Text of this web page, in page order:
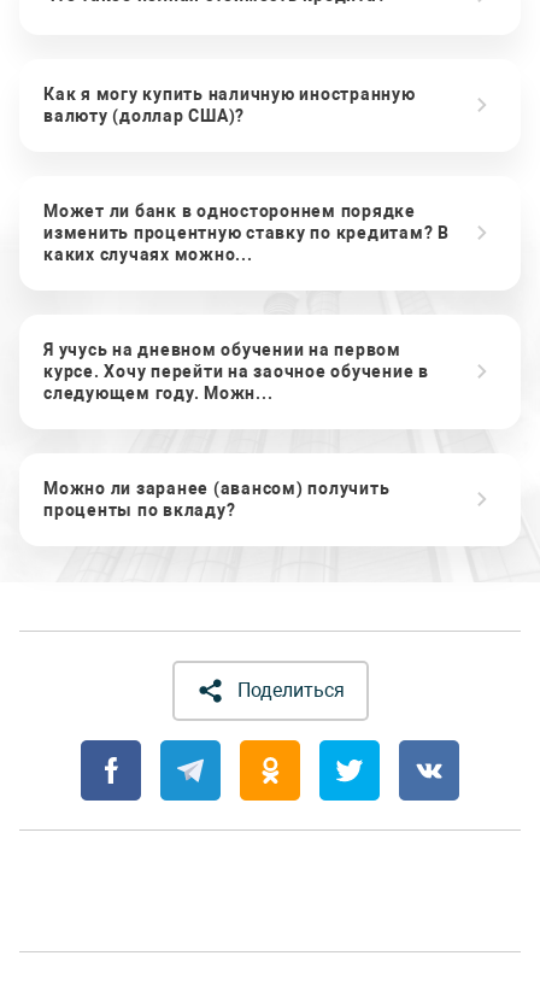
Как я могу купить наличную иностранную
валюту (доллар США)?
Может ли банк в одностороннем порядке
изменить процентную ставку по кредитам? В
каких случаях можно...
Я учусь на дневном обучении на первом
курсе. Хочу перейти на заочное обучение в
следующем году. Можн...
Можно ли заранее (авансом) получить
проценты по вкладу?
Поделиться